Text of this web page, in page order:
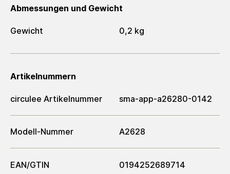
Abmessungen und Gewicht
Gewicht 0,2 kg
Artikelnummern
circulee Artikelnummer sma-app-a26280-0142
Modell-Nummer A2628
EAN/GTIN 0194252689714